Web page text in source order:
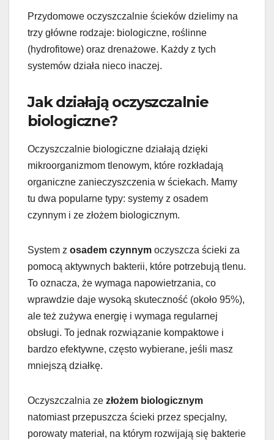
Przydomowe oczyszczalnie ścieków dzielimy na
trzy główne rodzaje: biologiczne, roślinne
(hydrofitowe) oraz drenażowe. Każdy z tych
systemów działa nieco inaczej.
Jak działają oczyszczalnie
biologiczne?
Oczyszczalnie biologiczne działają dzięki
mikroorganizmom tlenowym, które rozkładają
organiczne zanieczyszczenia w ściekach. Mamy
tu dwa popularne typy: systemy z osadem
czynnym i ze złożem biologicznym.
System z osadem czynnym oczyszcza ścieki za
pomocą aktywnych bakterii, które potrzebują tlenu.
To oznacza, że wymaga napowietrzania, co
wprawdzie daje wysoką skuteczność (około 95%),
ale też zużywa energię i wymaga regularnej
obsługi. To jednak rozwiązanie kompaktowe i
bardzo efektywne, często wybierane, jeśli masz
mniejszą działkę.
Oczyszczalnia ze złożem biologicznym
natomiast przepuszcza ścieki przez specjalny,
porowaty materiał, na którym rozwijają się bakterie